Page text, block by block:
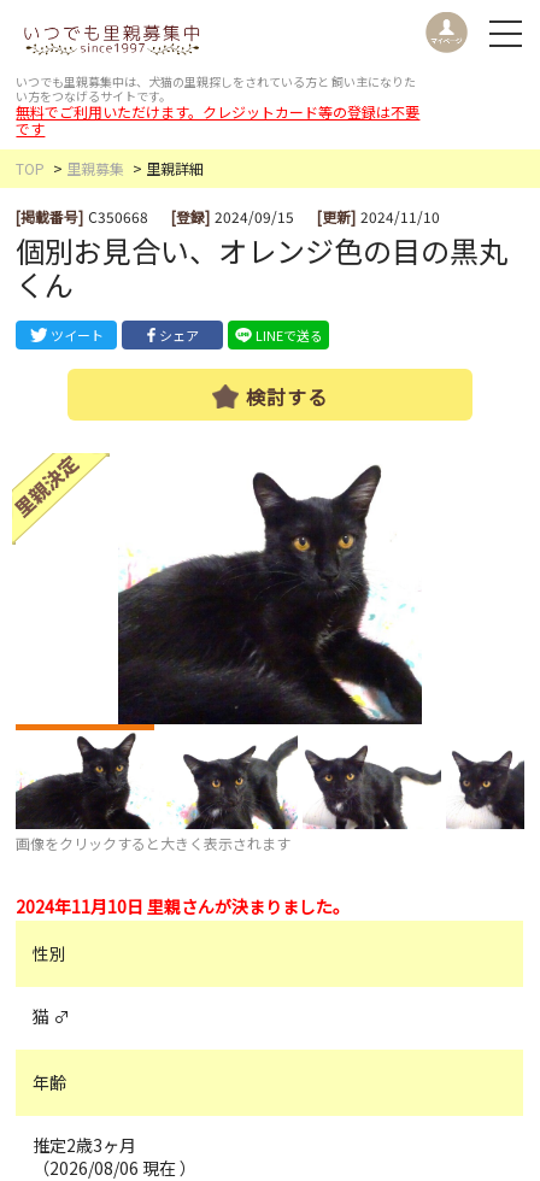
いつでも里親募集中は、犬猫の里親探しをされている方と 飼い主になりた
い方をつなげるサイトです。
無料でご利用いただけます。クレジットカード等の登録は不要
です
TOP
里親募集 里親詳細
[掲載番号] C350668 [登録] 2024/09/15 [更新] 2024/11/10
個別お見合い、オレンジ色の目の黒丸
くん
ツイート シェア LINEで送る
検討する
画像をクリックすると大きく表示されます
2024年11月10日 里親さんが決まりました。
性別
猫 ♂
年齢
推定2歳3ヶ月
（2026/08/06 現在 ）